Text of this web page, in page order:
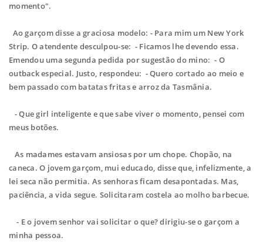
momento".
Ao garçom disse a graciosa modelo: - Para mim um New York
Strip. O atendente desculpou-se: - Ficamos lhe devendo essa.
Emendou uma segunda pedida por sugestão do mino: - O
outback especial. Justo, respondeu: - Quero cortado ao meio e
bem passado com batatas fritas e arroz da Tasmânia.
- Que girl inteligente e que sabe viver o momento, pensei com
meus botões.
As madames estavam ansiosas por um chope. Chopão, na
caneca. O jovem garçom, mui educado, disse que, infelizmente, a
lei seca não permitia. As senhoras ficam desapontadas. Mas,
paciência, a vida segue. Solicitaram costela ao molho barbecue.
- E o jovem senhor vai solicitar o que? dirigiu-se o garçom a
minha pessoa.